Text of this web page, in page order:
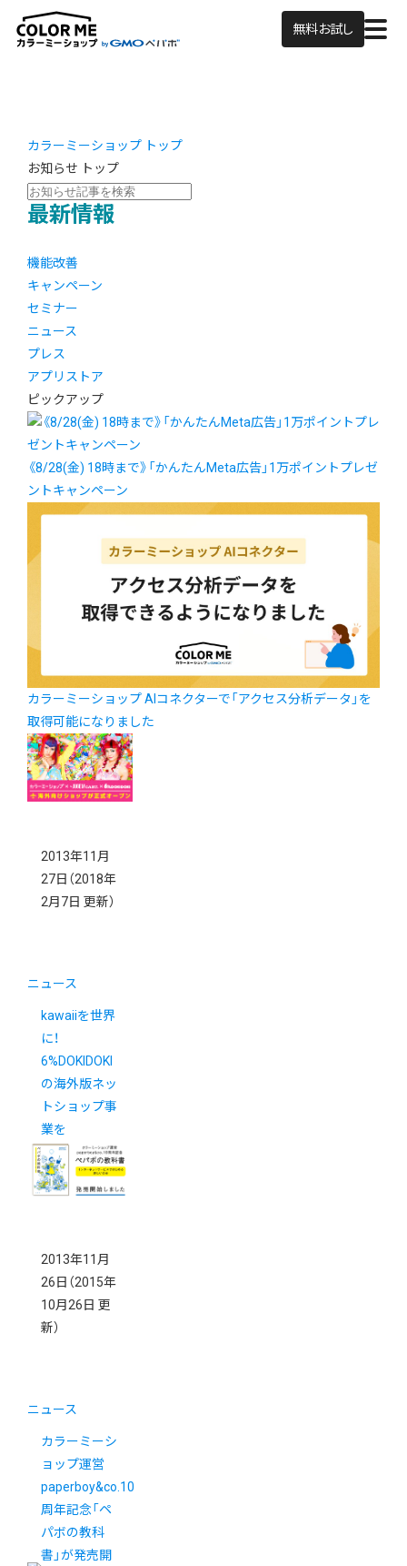
無料お試し
カラーミーショップ トップ
お知らせ トップ
最新情報
機能改善
キャンペーン
セミナー
ニュース
プレス
アプリストア
ピックアップ
《8/28(金) 18時まで》「かんたんMeta広告」1万ポイントプレゼ
ントキャンペーン
カラーミーショップ AIコネクターで「アクセス分析データ」を
取得可能になりました
2013年11月
27日 （2018年
2月7日 更新）
ニュース
kawaiiを世界
に！
6%DOKIDOKI
の海外版ネッ
トショップ事
業を
JugemCartで
開始。
2013年11月
26日 （2015年
10月26日 更
新）
ニュース
カラーミーシ
ョップ運営
paperboy&co.10
周年記念「ペ
パボの教科
書」が発売開